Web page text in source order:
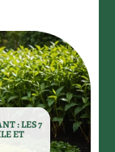
: LES 7
ET